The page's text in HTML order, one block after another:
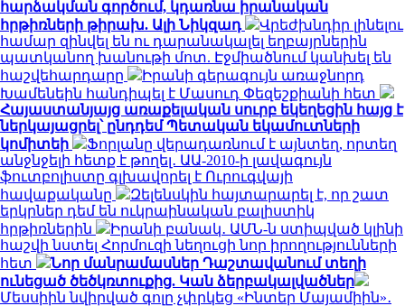
հարձակման գործում, կդառնա իրանական
հրթիռների թիրախ. Ալի Նիկզադ
Վրեժխնդիր լինելու
համար զինվել են ու դարանակալել եղբայրներին
պատկանող խանութի մոտ. Էջմիածնում կանխել են
հաշվեհարդարը
Իրանի գերագույն առաջնորդ
Խամենեին հանդիպել է Մասուդ Փեզեշքիանի հետ
Հայաստանյայց առաքելական սուրբ եկեղեցին հայց է
ներկայացրել՝ ընդդեմ Պետական եկամուտների
կոմիտեի
Ֆորլանը վերադառնում է այնտեղ, որտեղ
անջնջելի հետք է թողել․ ԱԱ-2010-ի լավագույն
ֆուտբոլիստը գլխավորել է Ուրուգվայի
հավաքականը
Զելենսկին հայտարարել է, որ շատ
երկրներ դեմ են ուկրաինական բալիստիկ
հրթիռներին
Իրանի բանակ․ ԱՄՆ-ն ստիպված կլինի
հաշվի նստել Հորմուզի նեղուցի նոր իրողությունների
հետ
Նոր մանրամասներ Դաշտավանում տեղի
ունեցած ծեծկռտուքից. Կան ձերբակալվածներ
Մեսսիին նվիրված գոլը չփրկեց «Ինտեր Մայամիին»․